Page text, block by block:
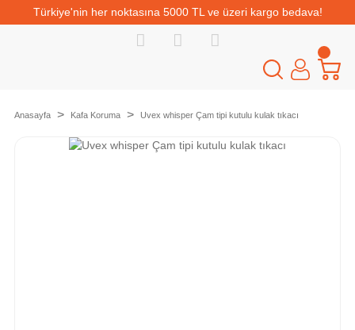
Türkiye'nin her noktasına 5000 TL ve üzeri kargo bedava!
Anasayfa Kafa Koruma Uvex whisper Çam tipi kutulu kulak tıkacı